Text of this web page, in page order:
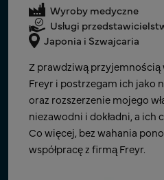
Wyroby medyczne
Wielka Brytania
FREYR wspierał nas w
rynku brytyjskim. Zawsze
uważni na nasze potrzeby i
źródło informacji oraz
jest rozsądna w
dostawcami usług.
spersonalizowane kwartalne
Wyroby medyczne
Wsparcie w zakresie
Freyr okazał się
osiąganiu szybkiej globalnej
działalności w zakresie
wyrobu medycznego
wiedzy specjalistycznej w
przepisów jest zbyt
Freyr i dostosowane usługi
Wyroby medyczne
Usługi
Japonia i Szwajcaria
Z prawdziwą przyjemnością
Freyr i postrzegam ich jako
oraz rozszerzenie mojego
niezawodni i dokładni, a ich
Co więcej, bez wahania
współpracę z firmą Freyr.